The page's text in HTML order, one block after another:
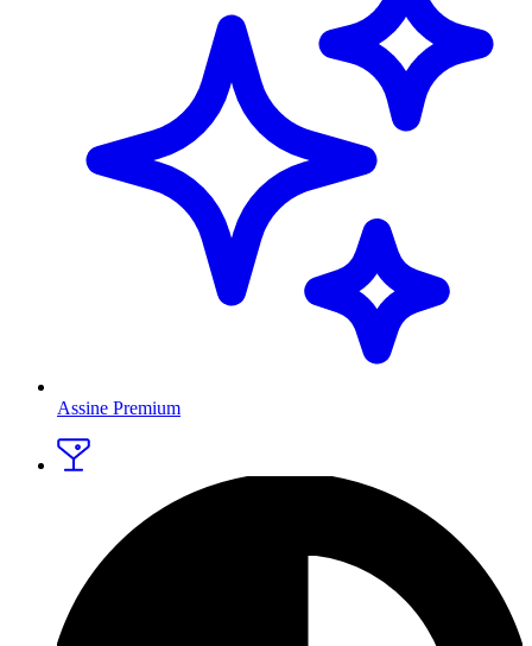
Assine Premium